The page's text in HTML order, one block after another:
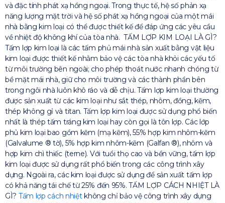
và đặc tính phát xạ hồng ngoại. Trong thực tế, hệ số phản xạ
năng lượng mặt trời và hệ số phát xạ hồng ngoại của một mái
nhà bằng kim loại có thể được thiết kế để đáp ứng các yêu cầu
về nhiệt độ không khí của tòa nhà. TẤM LỢP KIM LOẠI LÀ GÌ?
Tấm lợp kim loại là các tấm phủ mái nhà sản xuất bằng vật liệu
kim loại được thiết kế nhằm bảo vệ các tòa nhà khỏi các yếu tố
từ môi trường bên ngoài; cho phép thoát nước nhanh chóng từ
bề mặt mái nhà, giữ cho môi trường và các thành phần bên
trong ngôi nhà luôn khô ráo và dễ chịu. Tấm lợp kim loại thường
được sản xuất từ các kim loại như sắt thép, nhôm, đồng, kẽm,
thép không gỉ và titan. Tấm lợp kim loại được sử dụng phổ biến
nhất là thép tấm tráng kim loại hay còn gọi là tôn lợp. Các lớp
phủ kim loại bao gồm kẽm (mạ kẽm), 55% hợp kim nhôm-kẽm
(Galvalume ® tờ), 5% hợp kim nhôm-kẽm (Galfan ®), nhôm và
hợp kim chì thiếc (terne). Với tuổi thọ cao và bền vững, tấm lợp
kim loại được sử dụng rất phổ biến trong các công trình xây
dựng. Ngoài ra, các kim loại được sử dụng để sản xuất tấm lợp
có khả năng tái chế từ 25% đến 95%. TẤM LỢP CÁCH NHIỆT LÀ
GÌ? Tấm lợp cách nhiệtkhông chỉ bảo vệ công trình xây dựng